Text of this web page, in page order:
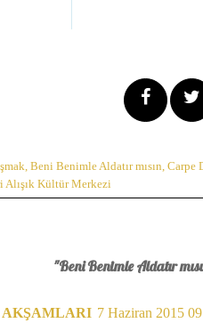
, Beni Benimle Aldatır mısın, Carpe
Alışık Kültür Merkezi
"Beni Benimle Aldatır
7 Haziran 2015